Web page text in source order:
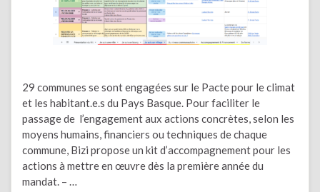
29 communes se sont engagées sur le Pacte pour le climat
et les habitant.e.s du Pays Basque. Pour faciliter le
passage de l’engagement aux actions concrètes, selon les
moyens humains, financiers ou techniques de chaque
commune, Bizi propose un kit d’accompagnement pour les
actions à mettre en œuvre dès la première année du
mandat. – …